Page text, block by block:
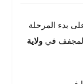
بدء المرحلة
المجفف في ولاية